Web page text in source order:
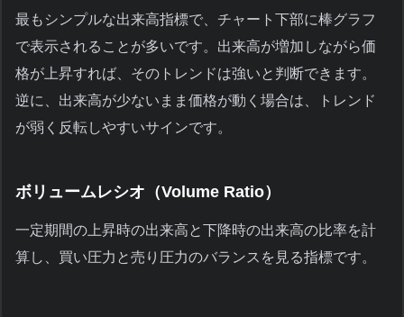
最もシンプルな出来高指標で、チャート下部に棒グラフ
で表示されることが多いです。出来高が増加しながら価
格が上昇すれば、そのトレンドは強いと判断できます。
逆に、出来高が少ないまま価格が動く場合は、トレンド
が弱く反転しやすいサインです。
ボリュームレシオ（Volume Ratio）
一定期間の上昇時の出来高と下降時の出来高の比率を計
算し、買い圧力と売り圧力のバランスを見る指標です。